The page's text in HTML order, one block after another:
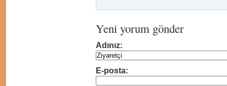
Yeni yorum gönder
Adınız:
E-posta: